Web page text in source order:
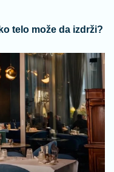
telo može da izdrži?